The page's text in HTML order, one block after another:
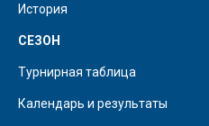
История
СЕЗОН
Турнирная таблица
Календарь и результаты